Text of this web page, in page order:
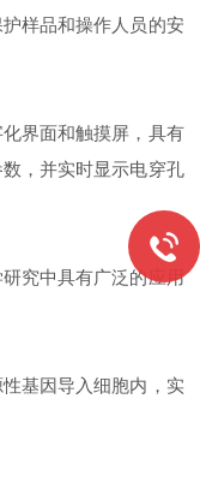
样品和操作人员的安
界面和触摸屏，具有
，并实时显示电穿孔
究中具有广泛的应用
基因导入细胞内，实